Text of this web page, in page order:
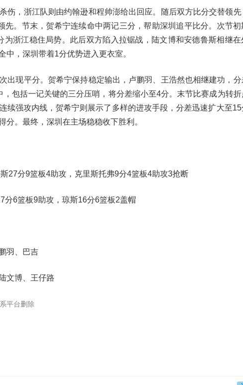
伤，浙江队则由约翰逊和程帅澎给出回应。随后双方比分交替领
先。节末，贺希宁连续命中两记三分，帮助深圳追平比分。次节
为浙江稳住局势。此后双方陷入拉锯战，陆文博和安德鲁斯相继
，深圳带着1分优势进入更衣室。
出现平分。贺希宁保持稳定输出，卢鹏羽、王浩然也相继建功，
包括一记关键的三分压哨，将分差缩小至4分。末节比赛成为转
续强攻内线，贺希宁则展示了多样的进攻手段，分差迅速扩大至
。最终，深圳在主场稳稳收下胜利。
27分9篮板4助攻，克里斯托弗9分4篮板4助攻3抢断
分6篮板9助攻，琼斯16分6篮板2盖帽
羽、巴吉
文博、王仔路
平台删除